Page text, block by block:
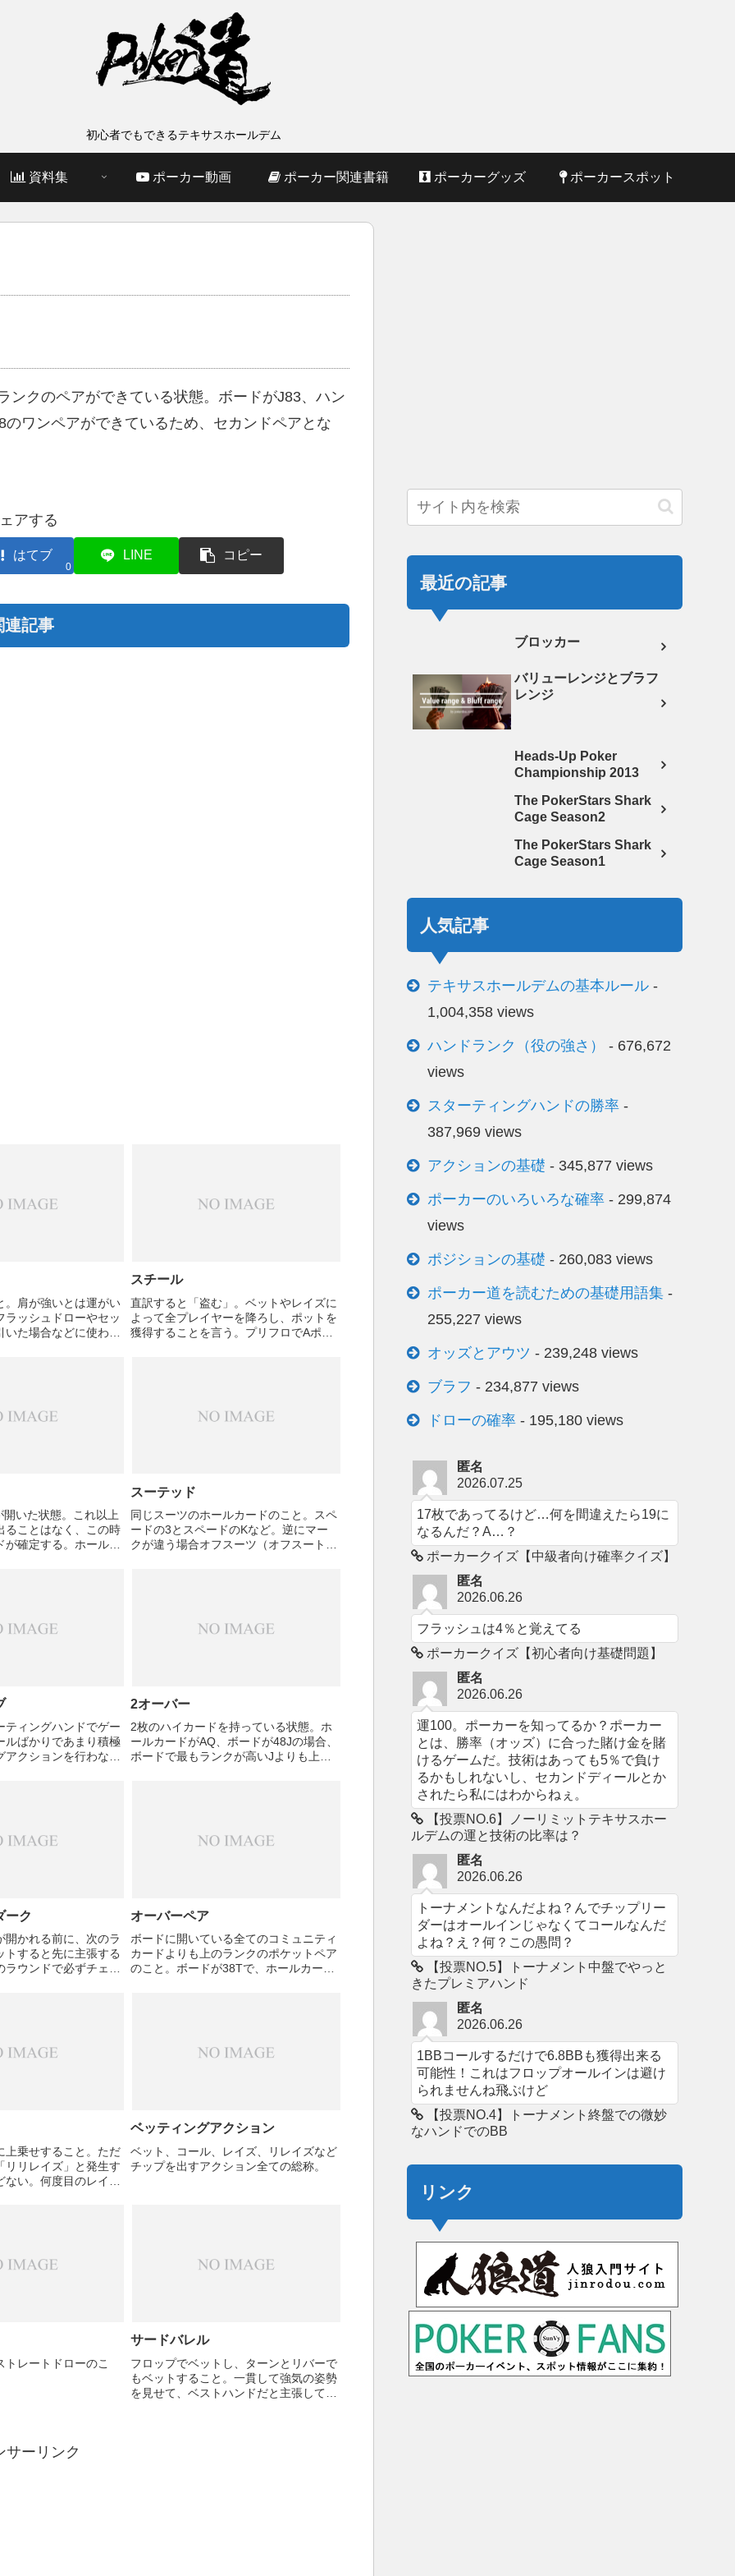
初心者でもできるテキサスホールデム
資料集 ポーカー動画 ポーカー関連書籍 ポーカーグッズ ポーカースポット
ンクのペアができている状態。ボードがJ83、ハン
ワンペアができているため、セカンドペアとな
アする
はてブ
0
LINE コピー
連記事
。肩が強いとは運がい
ラッシュドローやセッ
いた場合などに使われ
スチール
直訳すると「盗む」。ベットやレイズに
よって全プレイヤーを降ろし、ポットを
獲得することを言う。プリフロでAポケ
いた状態。これ以上
ることはなく、この時
確定する。ホールカ
スーテッド
同じスーツのホールカードのこと。スペ
ードの3とスペードのKなど。逆にマー
クが違う場合オフスーツ（オフスート）
ティングハンドでゲー
ルばかりであまり積極
アクションを行わない
2オーバー
2枚のハイカードを持っている状態。ホ
ールカードがAQ、ボードが48Jの場合、
ボードで最もランクが高いJよりも上の
ーク
開かれる前に、次のラ
トすると先に主張する
ラウンドで必ずチェッ
オーバーペア
ボードに開いている全てのコミュニティ
カードよりも上のランクのポケットペア
のこと。ボードが38Tで、ホールカード
上乗せすること。ただ
リリレイズ」と発生す
い。何度目のレイズ
ベッティングアクション
ベット、コール、レイズ、リレイズなど
チップを出すアクション全ての総称。
トレートドローのこ
サードバレル
フロップでベットし、ターンとリバーで
もベットすること。一貫して強気の姿勢
を見せて、ベストハンドだと主張してい
サーリンク
最近の記事
ブロッカー
バリューレンジとブラフ
レンジ
Heads-Up Poker
Championship 2013
The PokerStars Shark
Cage Season2
The PokerStars Shark
Cage Season1
人気記事
テキサスホールデムの基本ルール -
1,004,358 views
ハンドランク（役の強さ）
- 676,672
views
スターティングハンドの勝率 -
387,969 views
アクションの基礎 - 345,877 views
ポーカーのいろいろな確率 - 299,874
views
ポジションの基礎 - 260,083 views
ポーカー道を読むための基礎用語集 -
255,227 views
オッズとアウツ - 239,248 views
ブラフ - 234,877 views
ドローの確率 - 195,180 views
匿名
2026.07.25
17枚であってるけど…何を間違えたら19に
なるんだ？A…？
ポーカークイズ【中級者向け確率クイズ】
匿名
2026.06.26
フラッシュは4％と覚えてる
ポーカークイズ【初心者向け基礎問題】
匿名
2026.06.26
運100。ポーカーを知ってるか？ポーカー
とは、勝率（オッズ）に合った賭け金を賭
けるゲームだ。技術はあっても5％で負け
るかもしれないし、セカンドディールとか
されたら私にはわからねぇ。
【投票NO.6】ノーリミットテキサスホー
ルデムの運と技術の比率は？
匿名
2026.06.26
トーナメントなんだよね？んでチップリー
ダーはオールインじゃなくてコールなんだ
よね？え？何？この愚問？
【投票NO.5】トーナメント中盤でやっと
きたプレミアハンド
匿名
2026.06.26
1BBコールするだけで6.8BBも獲得出来る
可能性！これはフロップオールインは避け
られませんね飛ぶけど
【投票NO.4】トーナメント終盤での微妙
なハンドでのBB
リンク